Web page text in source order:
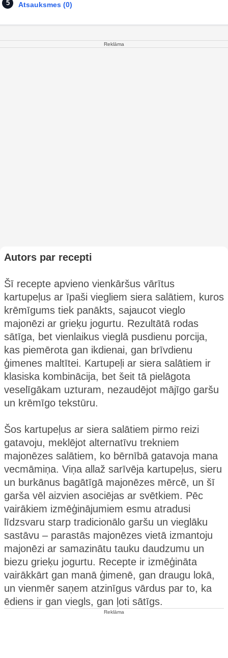
Atsauksmes (0)
Reklāma
Autors par recepti
Šī recepte apvieno vienkāršus vārītus
kartupeļus ar īpaši viegliem siera salātiem, kuros
krēmīgums tiek panākts, sajaucot vieglo
majonēzi ar grieķu jogurtu. Rezultātā rodas
sātīga, bet vienlaikus vieglā pusdienu porcija,
kas piemērota gan ikdienai, gan brīvdienu
ģimenes maltītei. Kartupeļi ar siera salātiem ir
klasiska kombinācija, bet šeit tā pielāgota
veselīgākam uzturam, nezaudējot mājīgo garšu
un krēmīgo tekstūru.
Šos kartupeļus ar siera salātiem pirmo reizi
gatavoju, meklējot alternatīvu trekniem
majonēzes salātiem, ko bērnībā gatavoja mana
vecmāmiņa. Viņa allaž sarīvēja kartupeļus, sieru
un burkānus bagātīgā majonēzes mērcē, un šī
garša vēl aizvien asociējas ar svētkiem. Pēc
vairākiem izmēģinājumiem esmu atradusi
līdzsvaru starp tradicionālo garšu un vieglāku
sastāvu – parastās majonēzes vietā izmantoju
majonēzi ar samazinātu tauku daudzumu un
biezu grieķu jogurtu. Recepte ir izmēģināta
vairākkārt gan manā ģimenē, gan draugu lokā,
un vienmēr saņem atzinīgus vārdus par to, ka
ēdiens ir gan viegls, gan ļoti sātīgs.
Reklāma